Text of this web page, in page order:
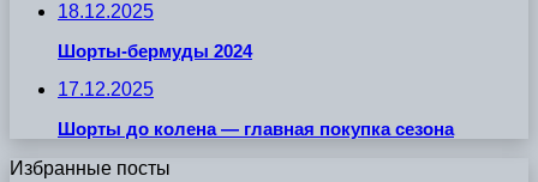
18.12.2025
Шорты-бермуды 2024
17.12.2025
Шорты до колена — главная покупка сезона
Избранные посты